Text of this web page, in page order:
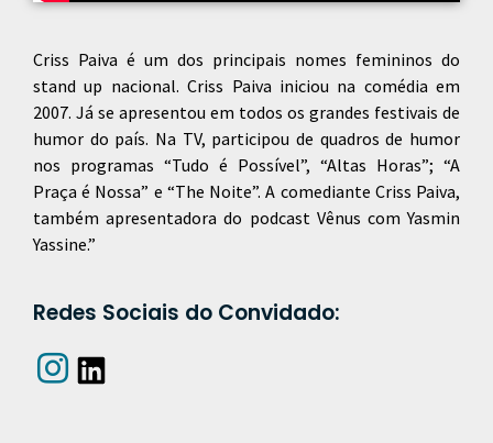
Criss Paiva é um dos principais nomes femininos do
stand up nacional. Criss Paiva iniciou na comédia em
2007. Já se apresentou em todos os grandes festivais de
humor do país. Na TV, participou de quadros de humor
nos programas “Tudo é Possível”, “Altas Horas”; “A
Praça é Nossa” e “The Noite”. A comediante Criss Paiva,
também apresentadora do podcast Vênus com Yasmin
Yassine.”
Redes Sociais do Convidado: